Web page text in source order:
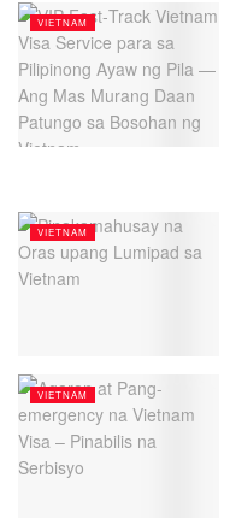
VIETNAM
VIETNAM
VIETNAM